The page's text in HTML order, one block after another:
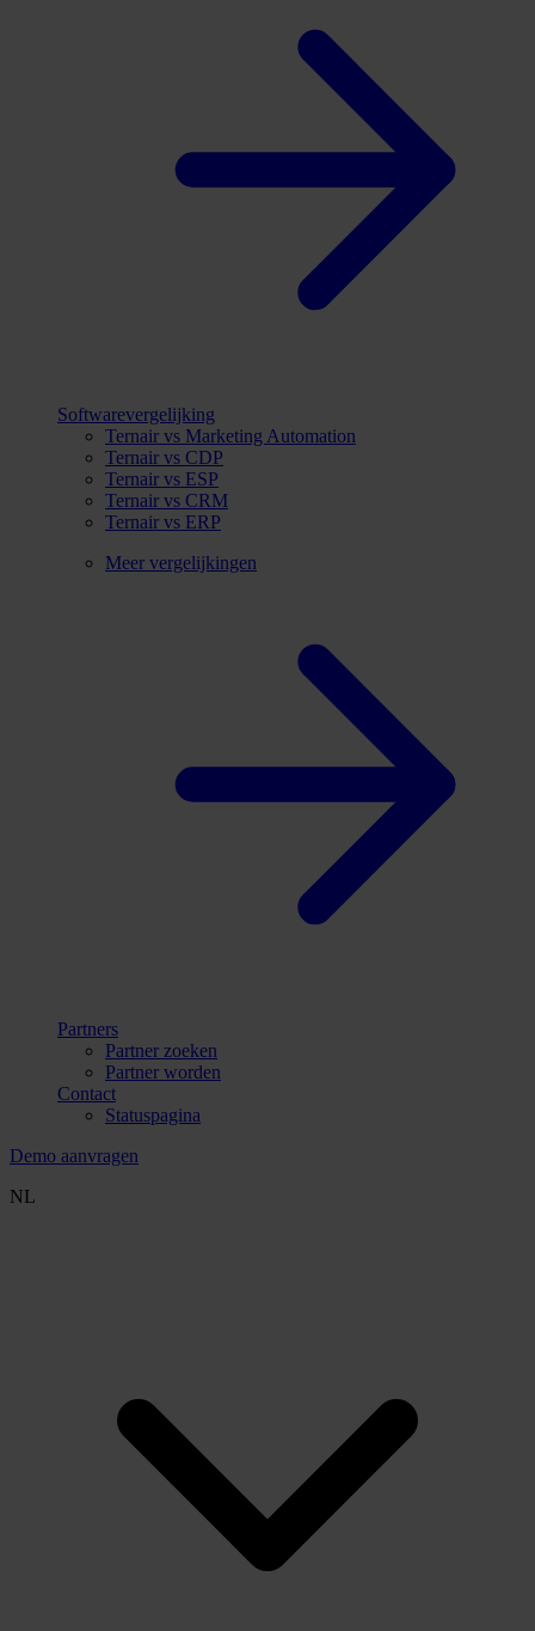
Softwarevergelijking
Ternair vs Marketing Automation
Ternair vs CDP
Ternair vs ESP
Ternair vs CRM
Ternair vs ERP
Meer vergelijkingen
Partners
Partner zoeken
Partner worden
Contact
Statuspagina
Demo aanvragen
NL